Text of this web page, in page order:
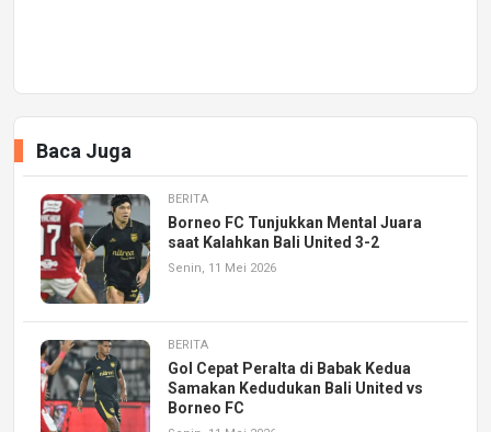
Baca Juga
BERITA
Borneo FC Tunjukkan Mental Juara
saat Kalahkan Bali United 3-2
Senin, 11 Mei 2026
BERITA
Gol Cepat Peralta di Babak Kedua
Samakan Kedudukan Bali United vs
Borneo FC